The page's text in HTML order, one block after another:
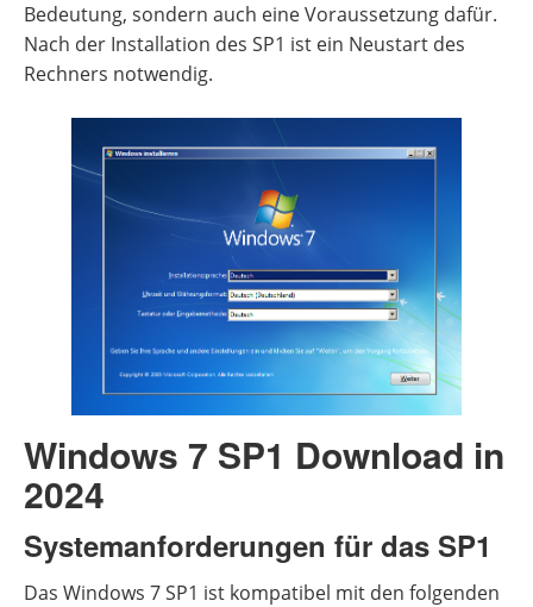
Bedeutung, sondern auch eine Voraussetzung dafür.
Nach der Installation des SP1 ist ein Neustart des
Rechners notwendig.
Windows 7 SP1 Download in
2024
Systemanforderungen für das SP1
Das Windows 7 SP1 ist kompatibel mit den folgenden